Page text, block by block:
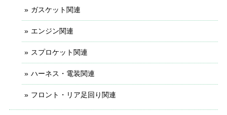
ガスケット関連
エンジン関連
スプロケット関連
ハーネス・電装関連
フロント・リア足回り関連